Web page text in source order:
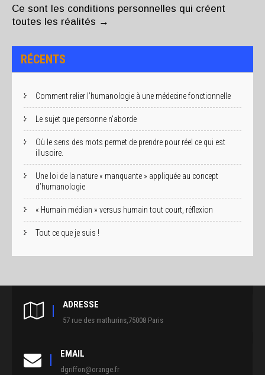
Ce sont les conditions personnelles qui créent
toutes les réalités →
RÉCENTS
Comment relier l’humanologie à une médecine fonctionnelle
Le sujet que personne n’aborde
Où le sens des mots permet de prendre pour réel ce qui est
illusoire.
Une loi de la nature « manquante » appliquée au concept
d’humanologie
« Humain médian » versus humain tout court, réflexion
Tout ce que je suis !
ADRESSE
57 rue des mathurins,75008 Paris
EMAIL
dgriffon@orange.fr